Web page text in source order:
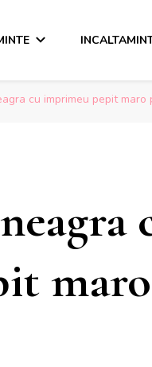
cu imprimeu pepit